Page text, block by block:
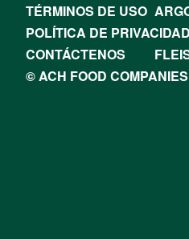
TÉRMINOS DE USO
POLÍTICA DE PRIVACIDAD
CONTÁCTENOS
© ACH FOOD COMPANIES